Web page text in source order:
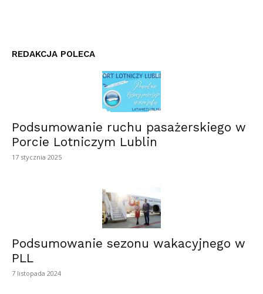
REDAKCJA POLECA
Podsumowanie ruchu pasażerskiego w
Porcie Lotniczym Lublin
17 stycznia 2025
Podsumowanie sezonu wakacyjnego w
PLL
7 listopada 2024